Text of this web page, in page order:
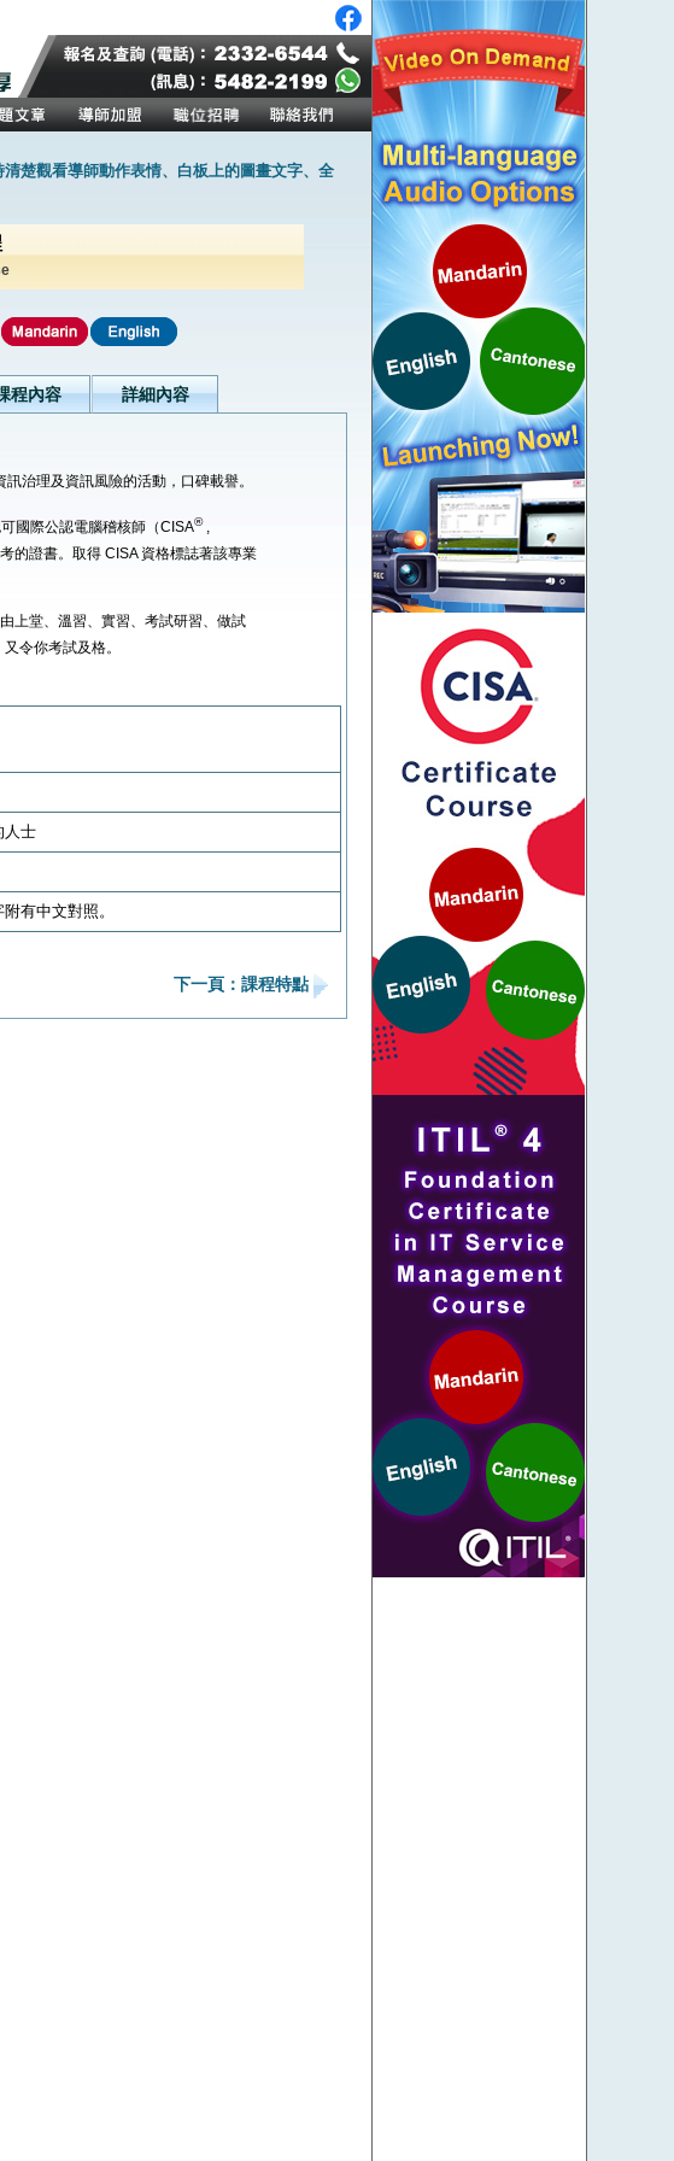
楚觀看導師動作表情、白板上的圖畫文字、全
程內容 詳細內容
治理及資訊風險的活動，口碑載譽。
國際公認電腦稽核師（CISA®,
的證書。取得 CISA 資格標誌著該專業
上堂、溫習、實習、考試研習、做試
令你考試及格。
人士
有中文對照。
下一頁：課程特點